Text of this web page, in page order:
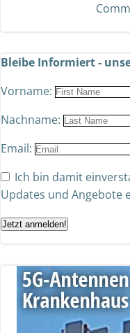
Bleibe Informiert -
Vorname:
Nachname:
Email:
Ich bin damit
Updates und Angebote
Jetzt anmelden!